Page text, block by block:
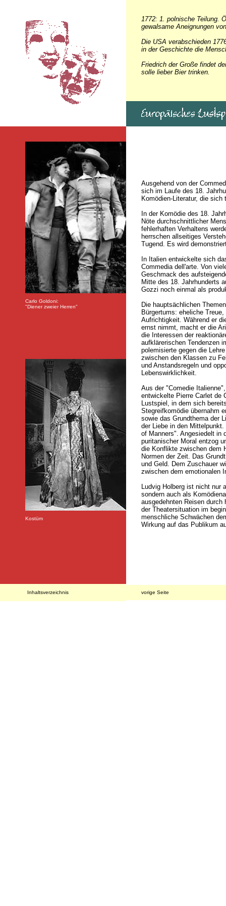
1772: 1. polnische Teilung.
gewalsame Aneignungen
Die USA verabschieden
in der Geschichte die
Friedrich der Große findet
solle lieber Bier trinken.
Carlo Goldoni:
"Diener zweier Herren"
Kostüm
Ausgehend von der
sich im Laufe des 18.
Komödien-Literatur, die
In der Komödie des 18.
Nöte durchschnittlicher
fehlerhaften Verhaltens
herrschen allseitiges
Tugend. Es wird
In Italien entwickelte sich
Commedia dell'arte. Von
Geschmack des
Mitte des 18. Jahrhunderts
Gozzi noch einmal als
Die hauptsächlichen
Bürgertums: eheliche
Aufrichtigkeit. Während er
ernst nimmt, macht er die
die Interessen der
aufklärerischen Tendenzen
polemisierte gegen die
zwischen den Klassen zu
und Anstandsregeln und
Lebenswirklichkeit.
Aus der "Comedie
entwickelte Pierre Carlet de
Lustspiel, in dem sich
Stegreifkomödie übernahm
sowie das Grundthema der
der Liebe in den
of Manners". Angesiedelt in
puritanischer Moral entzog
die Konflikte zwischen dem
Normen der Zeit. Das
und Geld. Dem Zuschauer
zwischen dem emotionalen
Ludvig Holberg ist nicht nur
sondern auch als
ausgedehnten Reisen
der Theatersituation im
menschliche Schwächen
Wirkung auf das Publikum
Inhaltsverzeichnis vorige Seite